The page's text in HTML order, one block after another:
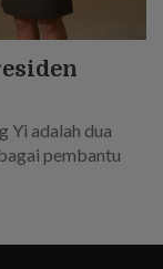
Yi adalah dua
pembantu